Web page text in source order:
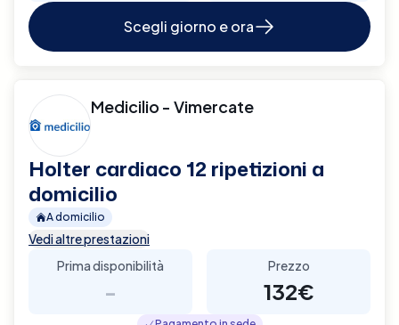
Scegli giorno e ora
Medicilio - Vimercate
Holter cardiaco 12 ripetizioni a
domicilio
A domicilio
Vedi altre prestazioni
Prima disponibilità
-
Prezzo
132€